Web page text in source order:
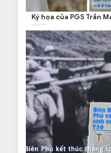
Ký họa của PGS Trần